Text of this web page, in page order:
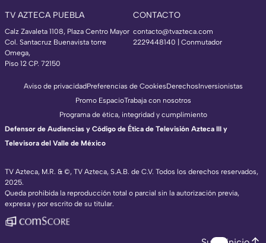
TV AZTECA PUEBLA
Calz Zavaleta 1108, Plaza Centro Mayor
Col. Santacruz Buenavista torre
Omega,
Piso 12 CP. 72150
CONTACTO
contacto@tvazteca.com
2229448140 | Conmutador
TV Azteca, M.R. & ©, TV Azteca, S.A.B. de C.V. Todos los derechos reservados,
2025.
Queda prohibida la reproducción total o parcial sin la autorización previa,
expresa y por escrito de su titular.
Aviso de privacidadPreferencias de CookiesDerechosInversionistas
Promo EspacioTrabaja con nosotros
Programa de ética, integridad y cumplimiento
Defensor de Audiencias y Código de Ética de Televisión Azteca III y
Televisora del Valle de México